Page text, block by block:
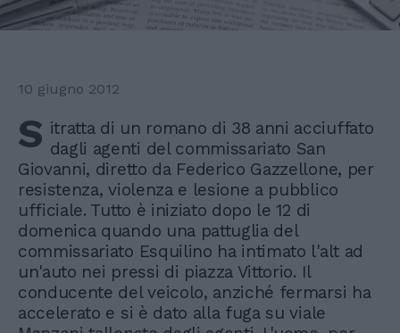
10 giugno 2012
S itratta di un romano di 38 anni acciuffato
dagli agenti del commissariato San
Giovanni, diretto da Federico Gazzellone, per
resistenza, violenza e lesione a pubblico
ufficiale. Tutto è iniziato dopo le 12 di
domenica quando una pattuglia del
commissariato Esquilino ha intimato l'alt ad
un'auto nei pressi di piazza Vittorio. Il
conducente del veicolo, anziché fermarsi ha
accelerato e si è dato alla fuga su viale